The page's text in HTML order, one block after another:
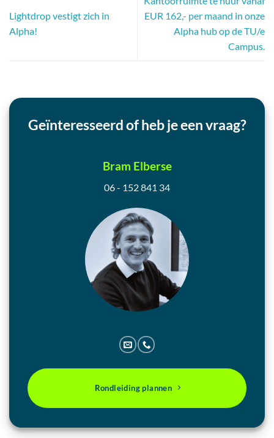
Lightdrop vestigt zich in
Alpha!
EUR 162,- per maand in onze
Alpha hub op de TU/e
Campus.
Geïnteresseerd of heb je een vraag?
Bram Elberse
06 - 152 841 34
Rondleiding plannen